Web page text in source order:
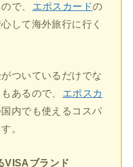
で、
エポスカードの
して海外旅行に行く
ついているだけでな
あるので、
エポスカ
内でも使えるコスパ
。
VISAブランド